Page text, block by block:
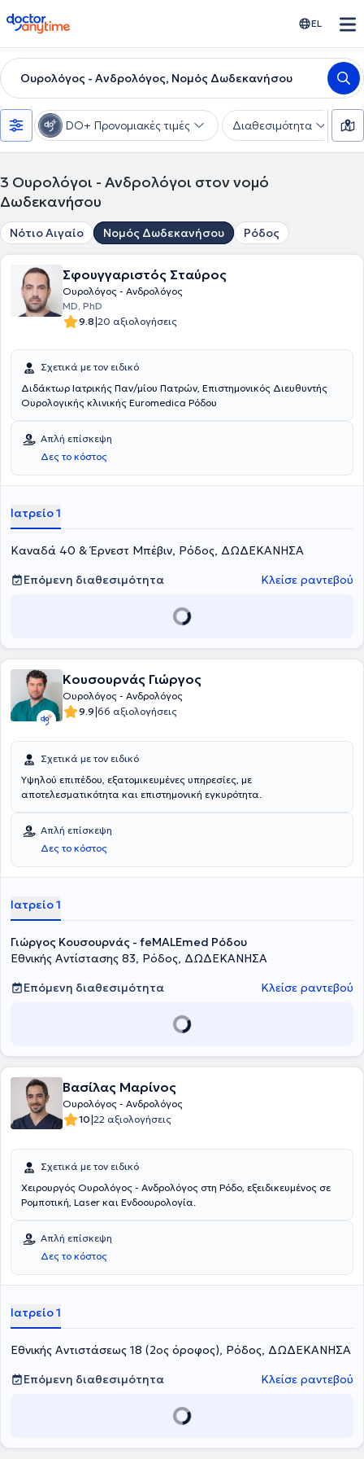
doctoranytime EL
Ουρολόγος - Ανδρολόγος, Νομός Δωδεκανήσου
DO+ Προνομιακές τιμές Διαθεσιμότητα
3 Ουρολόγοι - Ανδρολόγοι στον νομό
Δωδεκανήσου
Νότιο Αιγαίο Νομός Δωδεκανήσου Ρόδος
Σφουγγαριστός Σταύρος
Ουρολόγος - Ανδρολόγος
MD, PhD
9.8|20 αξιολογήσεις
Σχετικά με τον ειδικό
Διδάκτωρ Ιατρικής Παν/μίου Πατρών, Επιστημονικός Διευθυντής
Ουρολογικής κλινικής Euromedica Ρόδου
Απλή επίσκεψη
Δες το κόστος
Ιατρείο 1
Καναδά 40 & Έρνεστ Μπέβιν, Ρόδος, ΔΩΔΕΚΑΝΗΣΑ
Επόμενη διαθεσιμότητα
Κλείσε ραντεβού
Κουσουρνάς Γιώργος
Ουρολόγος - Ανδρολόγος
9.9|66 αξιολογήσεις
Σχετικά με τον ειδικό
Υψηλού επιπέδου, εξατομικευμένες υπηρεσίες, με
αποτελεσματικότητα και επιστημονική εγκυρότητα.
Απλή επίσκεψη
Δες το κόστος
Ιατρείο 1
Γιώργος Κουσουρνάς - feMALEmed Ρόδου
Εθνικής Αντίστασης 83, Ρόδος, ΔΩΔΕΚΑΝΗΣΑ
Επόμενη διαθεσιμότητα
Κλείσε ραντεβού
Βασίλας Μαρίνος
Ουρολόγος - Ανδρολόγος
10|22 αξιολογήσεις
Σχετικά με τον ειδικό
Χειρουργός Ουρολόγος - Ανδρολόγος στη Ρόδο, εξειδικευμένος σε
Ρομποτική, Laser και Ενδοουρολογία.
Απλή επίσκεψη
Δες το κόστος
Ιατρείο 1
Εθνικής Αντιστάσεως 18 (2ος όροφος), Ρόδος, ΔΩΔΕΚΑΝΗΣΑ
Επόμενη διαθεσιμότητα
Κλείσε ραντεβού